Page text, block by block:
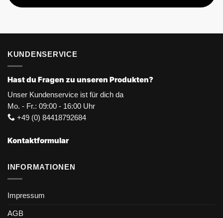
KUNDENSERVICE
Hast du Fragen zu unseren Produkten?
Unser Kundenservice ist für dich da
Mo. - Fr.: 09:00 - 16:00 Uhr
+49 (0) 84418792684
Kontaktformular
INFORMATIONEN
Impressum
AGB